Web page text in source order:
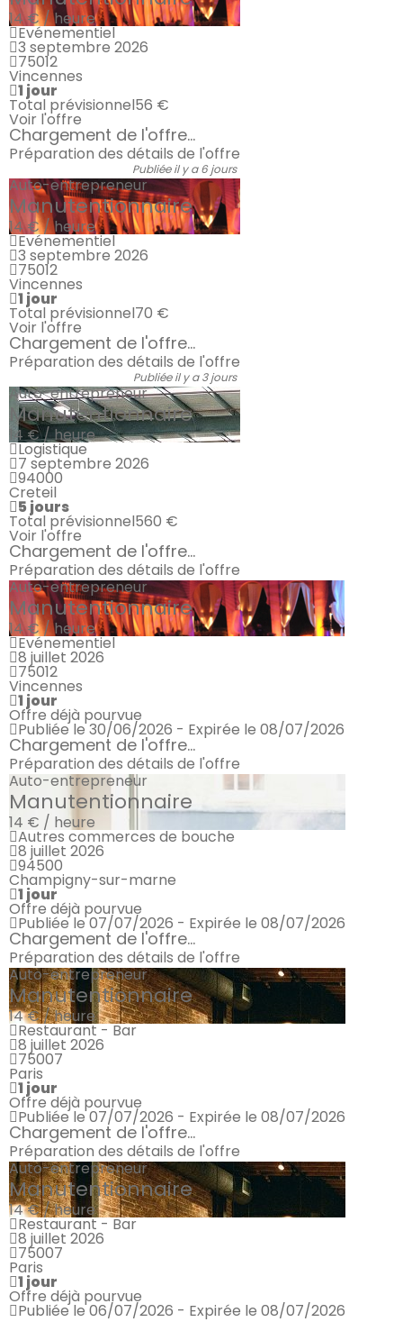
14 € / heure
Evénementiel
3 septembre 2026
75012
Vincennes
1 jour
Total prévisionnel56 €
Voir l'offre
Chargement de l'offre...
Préparation des détails de l'offre
Publiée il y a 6 jours
Auto-entrepreneur
Manutentionnaire
14 € / heure
Evénementiel
3 septembre 2026
75012
Vincennes
1 jour
Total prévisionnel70 €
Voir l'offre
Chargement de l'offre...
Préparation des détails de l'offre
Publiée il y a 3 jours
Auto-entrepreneur
Manutentionnaire
14 € / heure
Logistique
7 septembre 2026
94000
Creteil
5 jours
Total prévisionnel560 €
Voir l'offre
Chargement de l'offre...
Préparation des détails de l'offre
Auto-entrepreneur
Manutentionnaire
14 € / heure
Evénementiel
8 juillet 2026
75012
Vincennes
1 jour
Offre déjà pourvue
Publiée le 30/06/2026 - Expirée le 08/07/2026
Chargement de l'offre...
Préparation des détails de l'offre
Auto-entrepreneur
Manutentionnaire
14 € / heure
Autres commerces de bouche
8 juillet 2026
94500
Champigny-sur-marne
1 jour
Offre déjà pourvue
Publiée le 07/07/2026 - Expirée le 08/07/2026
Chargement de l'offre...
Préparation des détails de l'offre
Auto-entrepreneur
Manutentionnaire
14 € / heure
Restaurant - Bar
8 juillet 2026
75007
Paris
1 jour
Offre déjà pourvue
Publiée le 07/07/2026 - Expirée le 08/07/2026
Chargement de l'offre...
Préparation des détails de l'offre
Auto-entrepreneur
Manutentionnaire
14 € / heure
Restaurant - Bar
8 juillet 2026
75007
Paris
1 jour
Offre déjà pourvue
Publiée le 06/07/2026 - Expirée le 08/07/2026